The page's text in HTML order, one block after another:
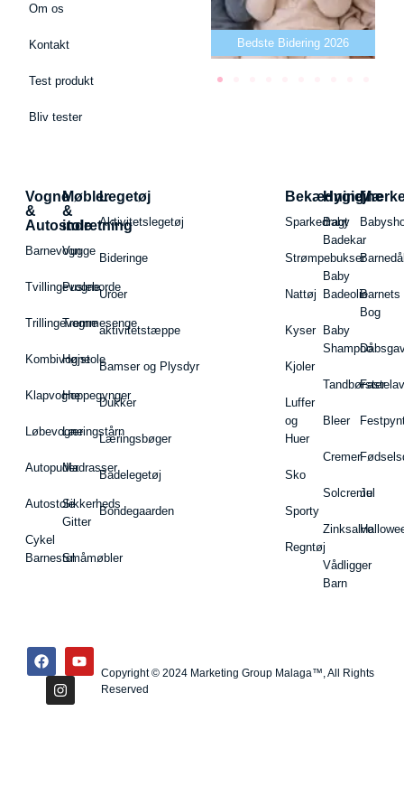
Om os
Kontakt
Test produkt
Bliv tester
Bedste puslepude 2026 Bedste Bidering 2026
Vogne
&
Autostole
Barnevogn
Tvillingevogne
Trillingevogne
Kombivogne
Klapvogne
Løbevogne
Autopuder
Autostole
Cykel
Barnestol
Møbler
&
indretning
Vugge
Pusleborde
Tremmesenge
Højstole
Hoppegynger
Læringstårn
Madrasser
Sikkerheds
Gitter
Småmøbler
Legetøj
Aktivitetslegetøj
Bideringe
Uroer
aktivitetstæppe
Bamser og Plysdyr
Dukker
Læringsbøger
Badelegetøj
Bondegaarden
Bekædning
Sparkedragt
Strømpebukser
Nattøj
Kyser
Kjoler
Luffer
og
Huer
Sko
Sporty
Regntøj
Hygiejne
Baby
Badekar
Baby
Badeolie
Baby
Shampoo
Tandbørster
Bleer
Cremer
Solcreme
Zinksalve
Vådligger
Barn
Barnets
Bog
Jul
Copyright © 2024 Marketing Group Malaga™, All Rights
Reserved